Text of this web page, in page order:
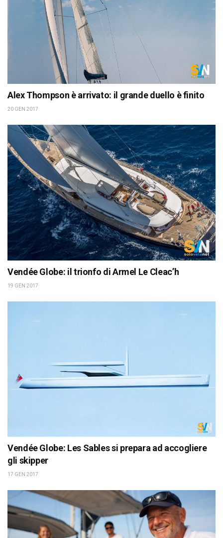
Alex Thompson è arrivato: il grande duello è finito
20 GEN 2017
Vendée Globe: il trionfo di Armel Le Cleac’h
19 GEN 2017
Vendée Globe: Les Sables si prepara ad accogliere
gli skipper
17 GEN 2017